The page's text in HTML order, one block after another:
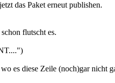
das Paket erneut publishen.
flutscht es.
es diese Zeile (noch)gar